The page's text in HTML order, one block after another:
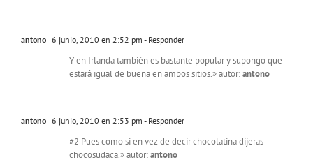
antono 6 junio, 2010 en 2:52 pm - Responder
Y en Irlanda también es bastante popular y supongo que
estará igual de buena en ambos sitios.» autor:antono
antono 6 junio, 2010 en 2:53 pm - Responder
#2 Pues como si en vez de decir chocolatina dijeras
chocosudaca.» autor:antono